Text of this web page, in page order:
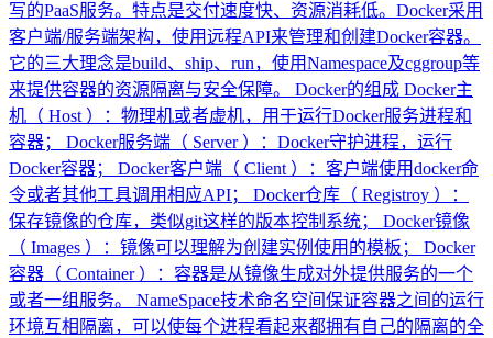
写的PaaS服务。特点是交付速度快、资源消耗低。Docker采用
客户端/服务端架构，使用远程API来管理和创建Docker容器。
它的三大理念是build、ship、run，使用Namespace及cggroup等
来提供容器的资源隔离与安全保障。 Docker的组成 Docker主
机（ Host ）：物理机或者虚机，用于运行Docker服务进程和
容器； Docker服务端（ Server ）：Docker守护进程，运行
Docker容器； Docker客户端（ Client ）：客户端使用docker命
令或者其他工具调用相应API； Docker仓库（ Registroy ）：
保存镜像的仓库，类似git这样的版本控制系统； Docker镜像
（ Images ）：镜像可以理解为创建实例使用的模板； Docker
容器（ Container ）：容器是从镜像生成对外提供服务的一个
或者一组服务。 NameSpace技术命名空间保证容器之间的运行
环境互相隔离，可以使每个进程看起来都拥有自己的隔离的全